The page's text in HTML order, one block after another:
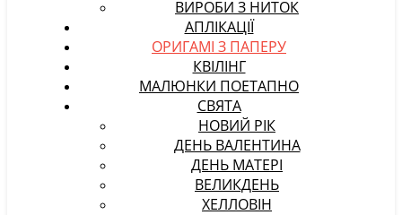
ВИРОБИ З НИТОК
АПЛІКАЦІЇ
ОРИГАМІ З ПАПЕРУ
КВІЛІНГ
МАЛЮНКИ ПОЕТАПНО
СВЯТА
НОВИЙ РІК
ДЕНЬ ВАЛЕНТИНА
ДЕНЬ МАТЕРІ
ВЕЛИКДЕНЬ
ХЕЛЛОВІН